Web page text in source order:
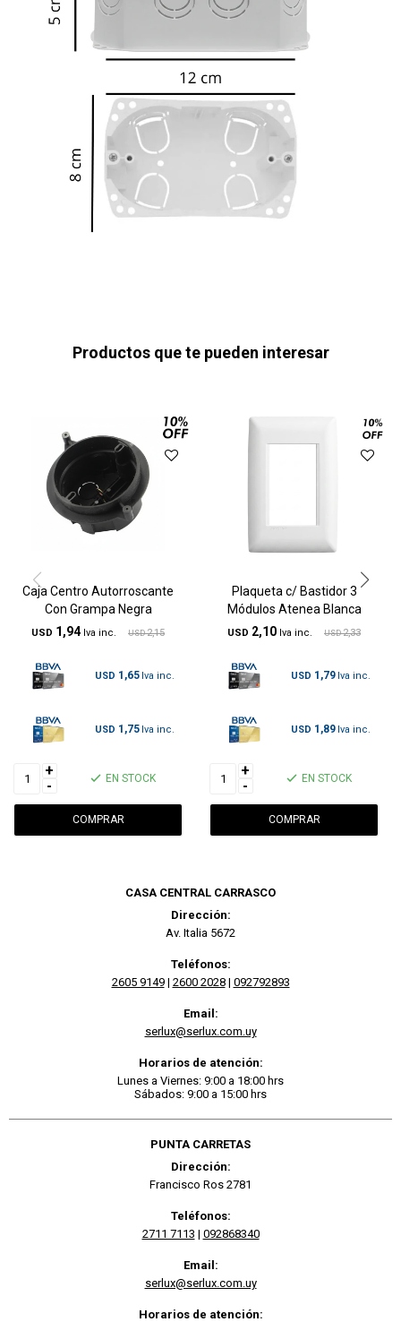
Productos que te pueden interesar
Caja Centro Autorroscante
Con Grampa Negra
USD 1,94 USD 2,15
USD 1,65
USD 1,75
+
-
EN STOCK
Plaqueta c/ Bastidor 3
Módulos Atenea Blanca
USD 2,10 USD 2,33
USD 1,79
USD 1,89
+
-
EN STOCK
CASA CENTRAL CARRASCO
Dirección:
Av. Italia 5672
Teléfonos:
2605 9149| 2600 2028| 092792893
Email:
serlux@serlux.com.uy
Horarios de atención:
Lunes a Viernes: 9:00 a 18:00 hrs
Sábados: 9:00 a 15:00 hrs
PUNTA CARRETAS
Dirección:
Francisco Ros 2781
Teléfonos:
2711 7113 | 092868340
Email:
serlux@serlux.com.uy
Horarios de atención: